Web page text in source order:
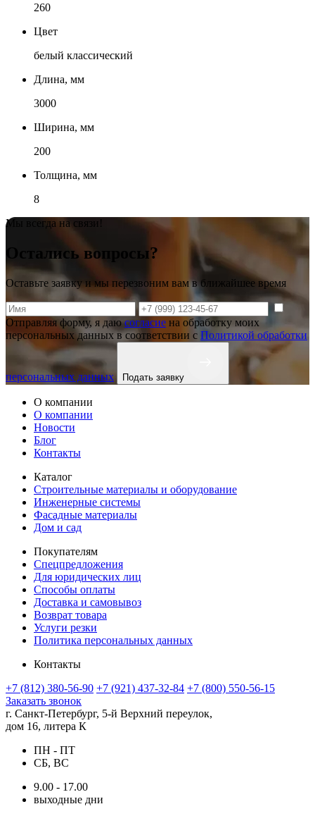
260
Цвет
белый классический
Длина, мм
3000
Ширина, мм
200
Толщина, мм
8
Мы всегда на связи!
Остались вопросы?
Оставьте заявку и мы перезвоним вам в ближайшее время
Отправляя форму, я даюсогласие на обработку моих
персональных данных в соответствии с Политикой обработки
персональных данных Подать заявку
О компании
О компании
Новости
Блог
Контакты
Каталог
Строительные материалы и оборудование
Инженерные системы
Фасадные материалы
Дом и сад
Покупателям
Спецпредложения
Для юридических лиц
Способы оплаты
Доставка и самовывоз
Возврат товара
Услуги резки
Политика персональных данных
Контакты
+7 (812) 380-56-90 +7 (921) 437-32-84 +7 (800) 550-56-15
Заказать звонок
г. Санкт-Петербург, 5-й Верхний переулок,
дом 16, литера К
ПН - ПТ
СБ, ВС
9.00 - 17.00
выходные дни